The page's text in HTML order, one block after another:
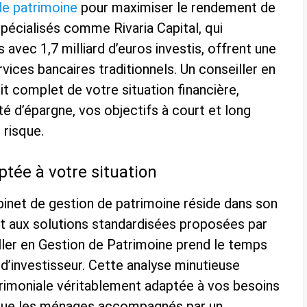
patrimoine pour maximiser le rendement de
comme Rivaria Capital, qui
1,7 milliard d’euros investis, offrent une
bancaires traditionnels. Un conseiller en
complet de votre situation financière,
d’épargne, vos objectifs à court et long
à votre situation
de gestion de patrimoine réside dans son
aux solutions standardisées proposées par
en Gestion de Patrimoine prend le temps
Cette analyse minutieuse
véritablement adaptée à vos besoins